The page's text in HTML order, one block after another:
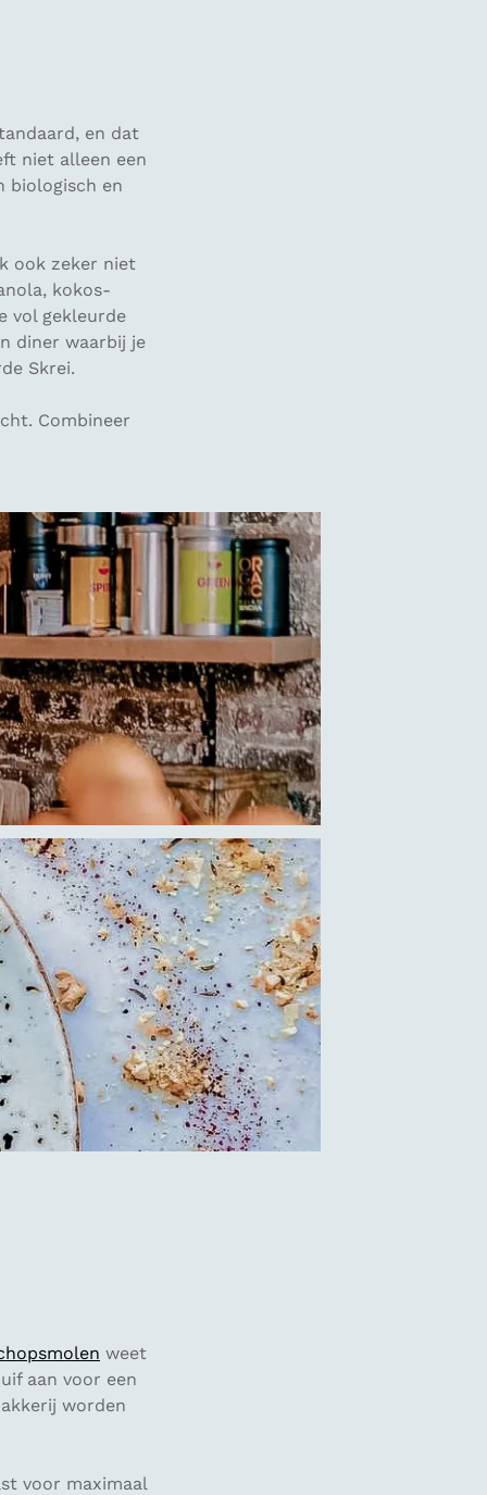
en dat
niet alleen een
biologisch en
ook zeker niet
kokos-
vol gekleurde
diner waarbij je
Skrei.
Combineer
weet
aan voor een
worden
voor maximaal